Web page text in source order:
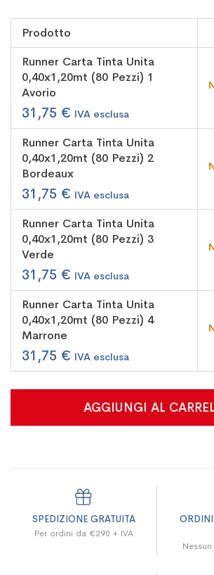
Elementi
prodotti
raggruppati
Prodotto
Runner Carta Tinta Unita
0,40x1,20mt (80 Pezzi) 1
Avorio
31,75 €
Runner Carta Tinta Unita
0,40x1,20mt (80 Pezzi) 2
Bordeaux
31,75 €
Runner Carta Tinta Unita
0,40x1,20mt (80 Pezzi) 3
Verde
31,75 €
Runner Carta Tinta Unita
0,40x1,20mt (80 Pezzi) 4
Marrone
31,75 €
AGGIUNGI AL
SPEDIZIONE GRATUITA
Per ordini da €290 + IVA